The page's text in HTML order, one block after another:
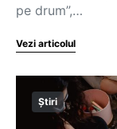
pe drum”,…
Vezi articolul
Știri